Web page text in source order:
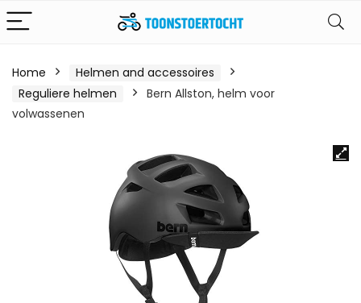
Home
Helmen and accessoires
Reguliere helmen
Bern Allston, helm voor
volwassenen